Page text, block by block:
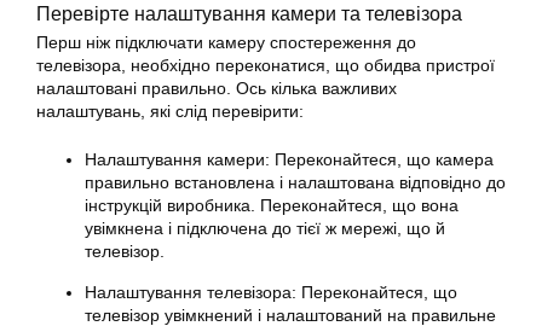
Перевірте налаштування камери та телевізора
Перш ніж підключати камеру спостереження до
телевізора, необхідно переконатися, що обидва пристрої
налаштовані правильно. Ось кілька важливих
налаштувань, які слід перевірити:
Налаштування камери: Переконайтеся, що камера
правильно встановлена і налаштована відповідно до
інструкцій виробника. Переконайтеся, що вона
увімкнена і підключена до тієї ж мережі, що й
телевізор.
Налаштування телевізора: Переконайтеся, що
телевізор увімкнений і налаштований на правильне